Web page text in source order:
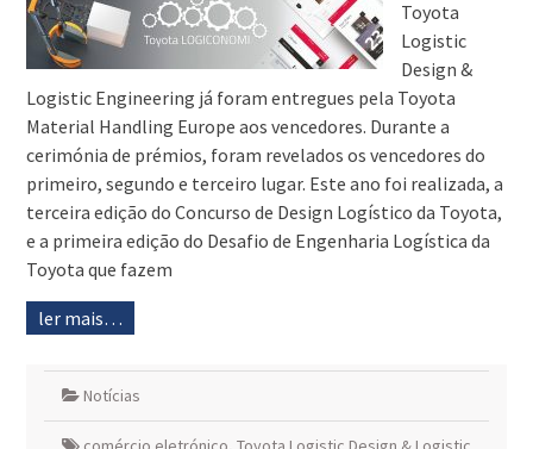
Toyota
Logistic
Design &
Logistic Engineering já foram entregues pela Toyota
Material Handling Europe aos vencedores. Durante a
cerimónia de prémios, foram revelados os vencedores do
primeiro, segundo e terceiro lugar. Este ano foi realizada, a
terceira edição do Concurso de Design Logístico da Toyota,
e a primeira edição do Desafio de Engenharia Logística da
Toyota que fazem
ler mais…
Notícias